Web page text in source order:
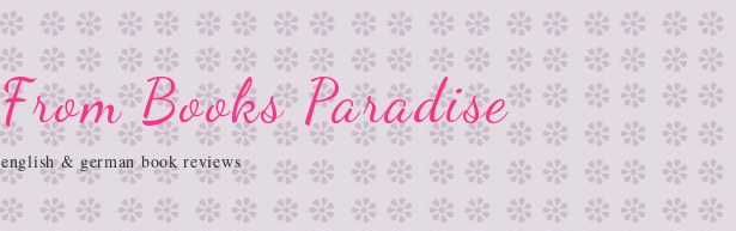
From Books Paradise
english & german book reviews